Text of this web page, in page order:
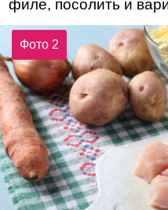
филе, посолить и
Фото 2